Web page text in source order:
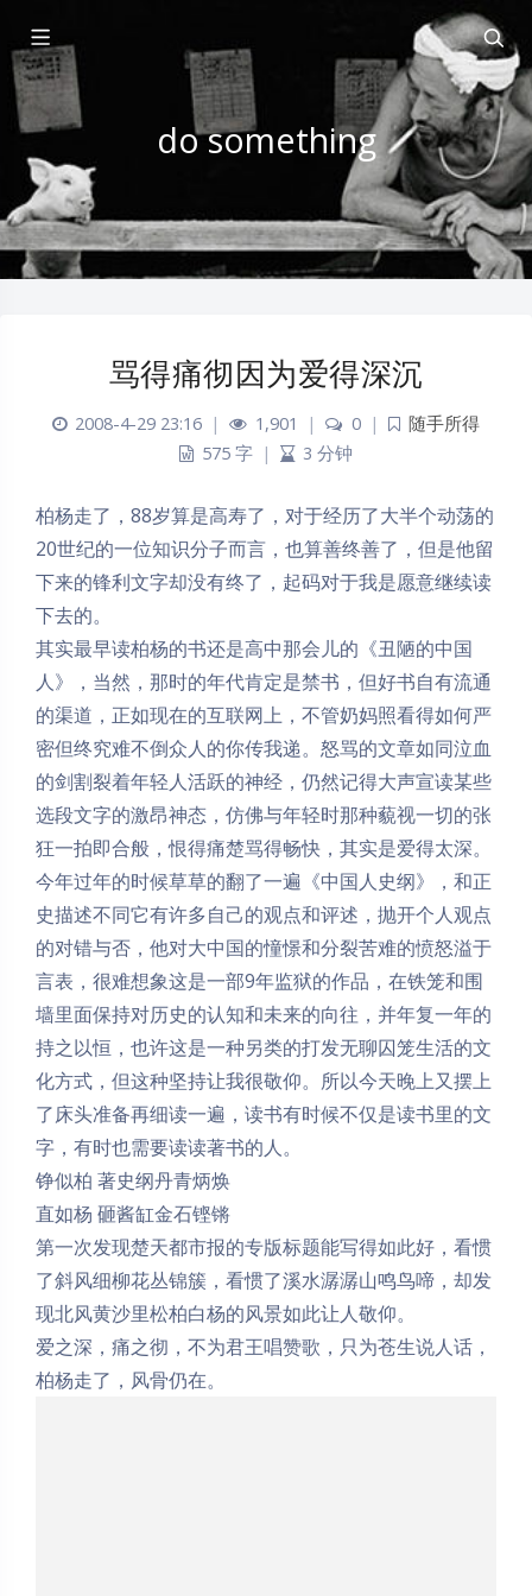
do something
骂得痛彻因为爱得深沉
2008-4-29 23:16 | 1,901 | 0 |
随手所得
575 字 | 3 分钟
柏杨走了，88岁算是高寿了，对于经历了大半个动荡的
20世纪的一位知识分子而言，也算善终善了，但是他留
下来的锋利文字却没有终了，起码对于我是愿意继续读
下去的。
其实最早读柏杨的书还是高中那会儿的《丑陋的中国
人》，当然，那时的年代肯定是禁书，但好书自有流通
的渠道，正如现在的互联网上，不管奶妈照看得如何严
密但终究难不倒众人的你传我递。怒骂的文章如同泣血
的剑割裂着年轻人活跃的神经，仍然记得大声宣读某些
选段文字的激昂神态，仿佛与年轻时那种藐视一切的张
狂一拍即合般，恨得痛楚骂得畅快，其实是爱得太深。
今年过年的时候草草的翻了一遍《中国人史纲》，和正
史描述不同它有许多自己的观点和评述，抛开个人观点
的对错与否，他对大中国的憧憬和分裂苦难的愤怒溢于
言表，很难想象这是一部9年监狱的作品，在铁笼和围
墙里面保持对历史的认知和未来的向往，并年复一年的
持之以恒，也许这是一种另类的打发无聊囚笼生活的文
化方式，但这种坚持让我很敬仰。所以今天晚上又摆上
了床头准备再细读一遍，读书有时候不仅是读书里的文
字，有时也需要读读著书的人。
铮似柏 著史纲丹青炳焕
直如杨 砸酱缸金石铿锵
第一次发现楚天都市报的专版标题能写得如此好，看惯
了斜风细柳花丛锦簇，看惯了溪水潺潺山鸣鸟啼，却发
现北风黄沙里松柏白杨的风景如此让人敬仰。
爱之深，痛之彻，不为君王唱赞歌，只为苍生说人话，
柏杨走了，风骨仍在。